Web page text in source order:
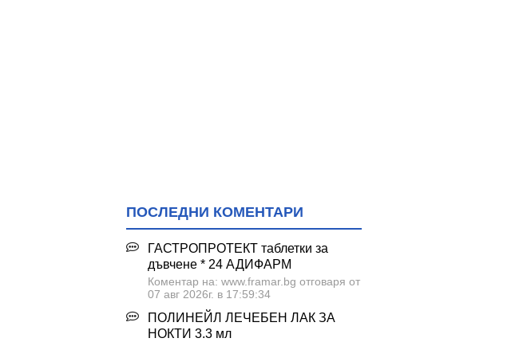
ПОСЛЕДНИ КОМЕНТАРИ
ГАСТРОПРОТЕКТ таблетки за
дъвчене * 24 АДИФАРМ
Коментар на: www.framar.bg отговаря от
07 авг 2026г. в 17:59:34
ПОЛИНЕЙЛ ЛЕЧЕБЕН ЛАК ЗА
НОКТИ 3.3 мл